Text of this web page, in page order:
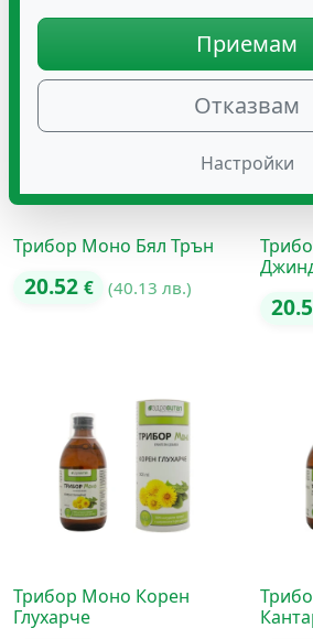
Трибор Моно Бял Трън
20.52 € (40.13 лв.)
Трибор Моно Корен
Глухарче
Приемам
Отказвам
Настройки